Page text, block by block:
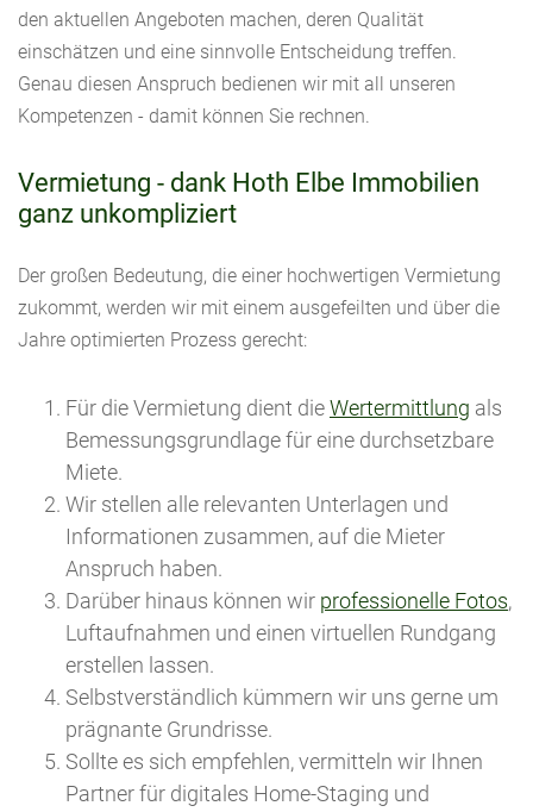
den aktuellen Angeboten machen, deren Qualität
einschätzen und eine sinnvolle Entscheidung treffen.
Genau diesen Anspruch bedienen wir mit all unseren
Kompetenzen - damit können Sie rechnen.
Vermietung - dank Hoth Elbe Immobilien
ganz unkompliziert
Der großen Bedeutung, die einer hochwertigen Vermietung
zukommt, werden wir mit einem ausgefeilten und über die
Jahre optimierten Prozess gerecht:
Für die Vermietung dient dieWertermittlung als
Bemessungsgrundlage für eine durchsetzbare
Miete.
Wir stellen alle relevanten Unterlagen und
Informationen zusammen, auf die Mieter
Anspruch haben.
Darüber hinaus können wir professionelle Fotos,
Luftaufnahmen und einen virtuellen Rundgang
erstellen lassen.
Selbstverständlich kümmern wir uns gerne um
prägnante Grundrisse.
Sollte es sich empfehlen, vermitteln wir Ihnen
Partner für digitales Home-Staging und